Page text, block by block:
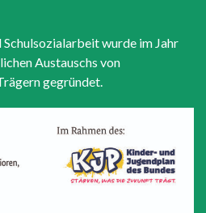
wurde im Jahr
Austauschs von
gegründet.